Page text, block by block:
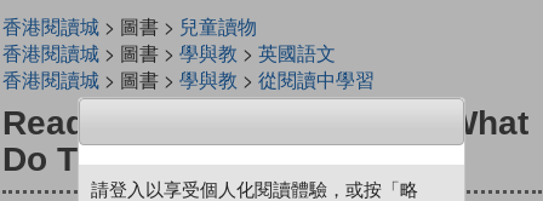
香港閱讀城> 圖書 > 兒童讀物
香港閱讀城> 圖書 > 學與教 > 英國語文
香港閱讀城> 圖書 > 學與教 > 從閱讀中學習
Read with Phinnie (Level 5)What
Do They Do?
請登入以享受個人化閱讀體驗，或按「略